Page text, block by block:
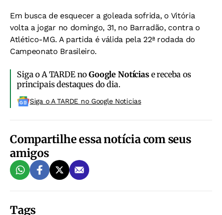
Em busca de esquecer a goleada sofrida, o Vitória
volta a jogar no domingo, 31, no Barradão, contra o
Atlético-MG. A partida é válida pela 22ª rodada do
Campeonato Brasileiro.
Siga o A TARDE noGoogle Notíciase receba os
principais destaques do dia.
Siga o A TARDE no Google Noticias
Compartilhe essa notícia com seus
amigos
Tags